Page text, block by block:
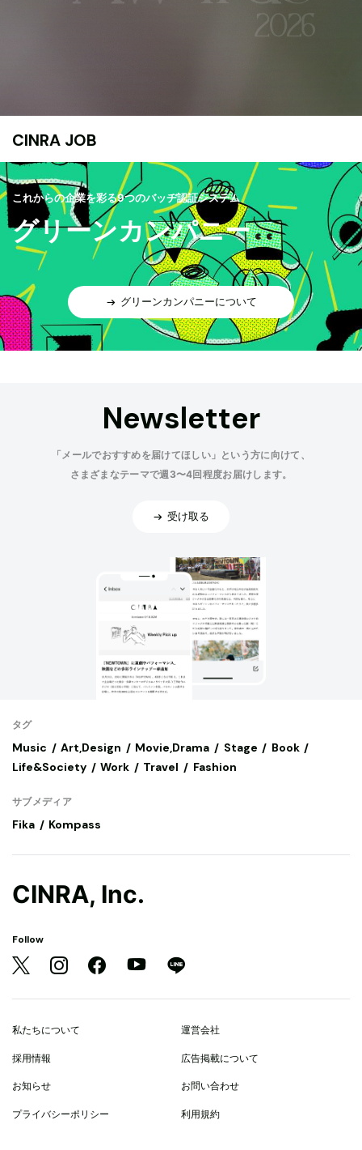
CINRA JOB
これからの企業を彩る9つのバッヂ認証システム
グリーンカンパニー
グリーンカンパニーについて
Newsletter
「メールでおすすめを届けてほしい」という方に向けて、
さまざまなテーマで週3〜4回程度お届けします。
受け取る
タグ
Music Art,Design Movie,Drama Stage
Book
Life&Society
Work Travel Fashion
サブメディア
Fika Kompass
CINRA, Inc.
Follow
私たちについて 運営会社
採用情報 広告掲載について
お知らせ お問い合わせ
プライバシーポリシー 利用規約